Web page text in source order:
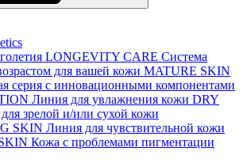
LONGEVITY CARE Система
для вашей кожи MATURE SKIN
серия с инновационными компонентами
Линия для увлажнения кожи DRY
зрелой и/или сухой кожи
SKIN Линия для чувствительной кожи
Кожа с проблемами пигментации